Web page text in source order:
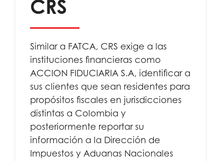
CRS
Similar a FATCA, CRS exige a las
instituciones financieras como
ACCION FIDUCIARIA S.A, identificar a
sus clientes que sean residentes para
propósitos fiscales en jurisdicciones
distintas a Colombia y
posteriormente reportar su
información a la Dirección de
Impuestos y Aduanas Nacionales